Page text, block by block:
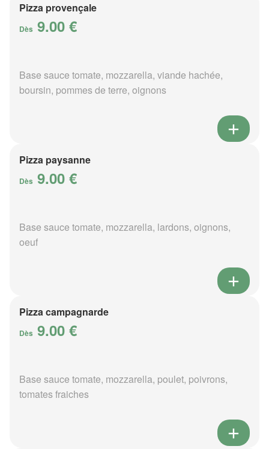
Pizza provençale
Dès 9.00 €
Base sauce tomate, mozzarella, viande hachée,
boursin, pommes de terre, oignons
Pizza paysanne
Dès 9.00 €
Base sauce tomate, mozzarella, lardons, oignons,
oeuf
Pizza campagnarde
Dès 9.00 €
Base sauce tomate, mozzarella, poulet, poivrons,
tomates fraiches